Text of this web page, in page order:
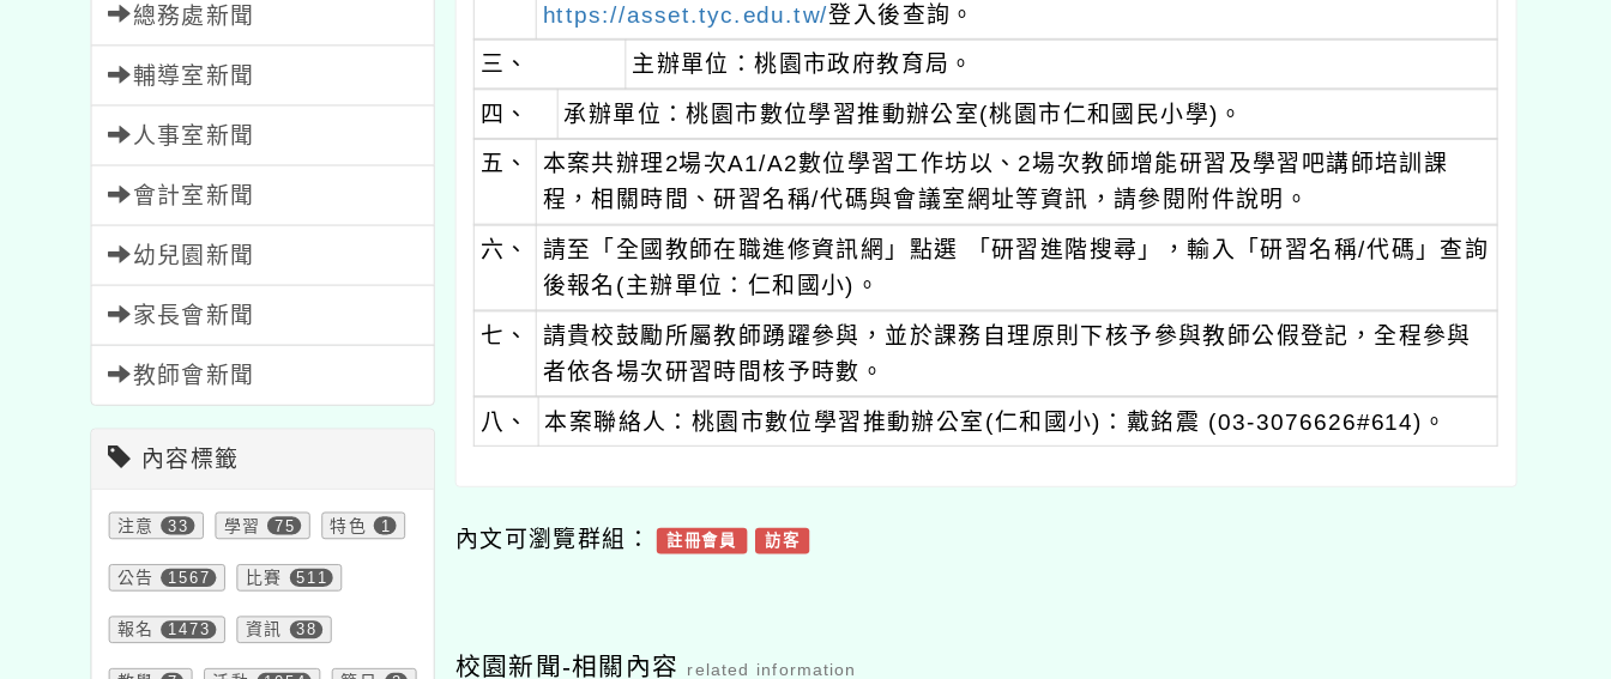
總務處新聞
輔導室新聞
人事室新聞
會計室新聞
幼兒園新聞
家長會新聞
教師會新聞
內容標籤
注意 33 學習 75 特色 1
公告 1567 比賽 511
報名 1473 資訊 38
https://asset.tyc.edu.tw/登入後查詢。
三、
主辦單位：桃園市政府教育局。
四、
承辦單位：桃園市數位學習推動辦公室(桃園市仁和國民小學)。
五、
本案共辦理2場次A1/A2數位學習工作坊以、2場次教師增能研習及學習吧講師培訓課
程，相關時間、研習名稱/代碼與會議室網址等資訊，請參閱附件說明。
六、
請至「全國教師在職進修資訊網」點選 「研習進階搜尋」，輸入「研習名稱/代碼」查詢
後報名(主辦單位：仁和國小)。
七、 請貴校鼓勵所屬教師踴躍參與，並於課務自理原則下核予參與教師公假登記，全程參與
者依各場次研習時間核予時數。
八、
本案聯絡人：桃園市數位學習推動辦公室(仁和國小)：戴銘震 (03-3076626#614)。
內文可瀏覽群組： 註冊會員 訪客
校園新聞-相關內容 related information